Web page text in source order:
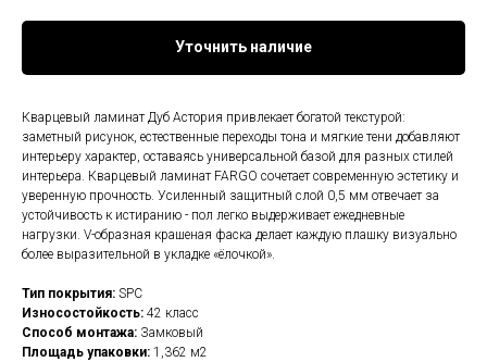
Уточнить наличие
Кварцевый ламинат Дуб Астория привлекает богатой текстурой:
заметный рисунок, естественные переходы тона и мягкие тени добавляют
интерьеру характер, оставаясь универсальной базой для разных стилей
интерьера. Кварцевый ламинат FARGO сочетает современную эстетику и
уверенную прочность. Усиленный защитный слой 0,5 мм отвечает за
устойчивость к истиранию - пол легко выдерживает ежедневные
нагрузки. V-образная крашеная фаска делает каждую плашку визуально
более выразительной в укладке «ёлочкой».
Тип покрытия: SPC
Износостойкость: 42 класс
Способ монтажа: Замковый
Площадь упаковки: 1,362 м2